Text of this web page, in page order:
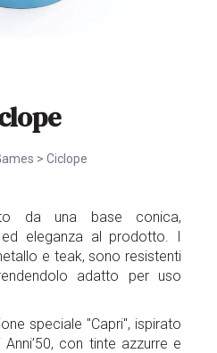
> Ciclope
da una base conica,
eleganza al prodotto. I
e teak, sono resistenti
adatto per uso
speciale "Capri", ispirato
Anni’50, con tinte azzurre e